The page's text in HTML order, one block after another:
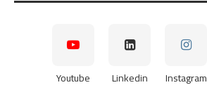
Instagram
Linkedin
Youtube